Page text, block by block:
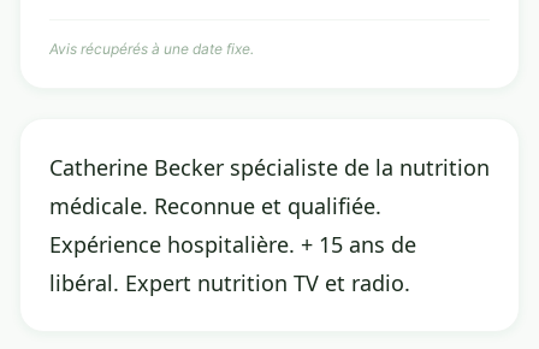
Avis récupérés à une date fixe.
Catherine Becker spécialiste de la nutrition
médicale. Reconnue et qualifiée.
Expérience hospitalière. + 15 ans de
libéral. Expert nutrition TV et radio.